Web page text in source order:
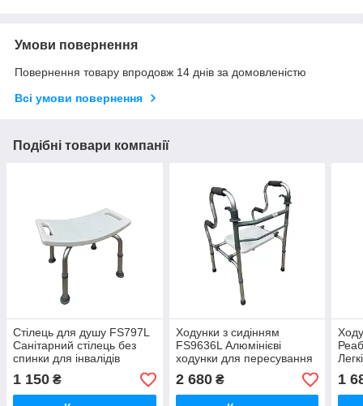
Умови повернення
Повернення товару впродовж 14 днів за домовленістю
Всі умови повернення
Подібні товари компанії
Стілець для душу FS797L
Санітарний стілець без
спинки для інвалідів
Стілець для купання літніх
людей
1 150 ₴
Ходунки з сидінням
FS9636L Алюмінієві
ходунки для пересування
Ходунки для людей з
інвалідністю
2 680₴ 1